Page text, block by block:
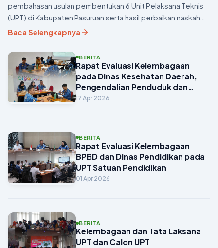
pembahasan usulan pembentukan 6 Unit Pelaksana Teknis
(UPT) di Kabupaten Pasuruan serta hasil perbaikan naskah
akademis yang telah disampaikan pada 13 Februari 202...
Baca Selengkapnya
BERITA
Rapat Evaluasi Kelembagaan
pada Dinas Kesehatan Daerah,
Pengendalian Penduduk dan
Keluarga Berencana Kabupaten
17 Apr 2026
BERITA
Rapat Evaluasi Kelembagaan
BPBD dan Dinas Pendidikan pada
UPT Satuan Pendidikan
01 Apr 2026
BERITA
Kelembagaan dan Tata Laksana
UPT dan Calon UPT